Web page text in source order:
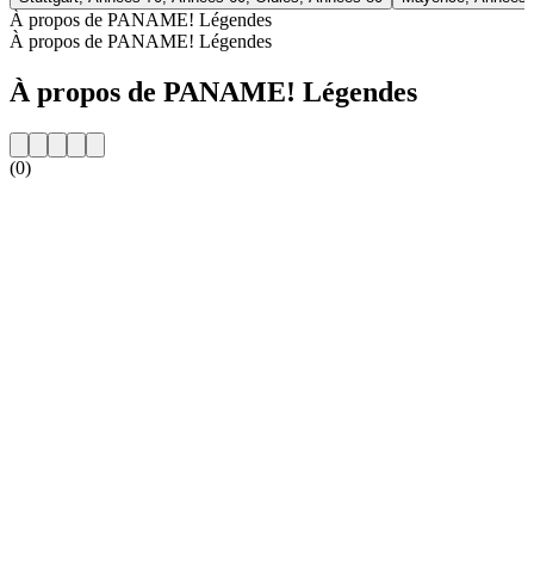
À propos de PANAME! Légendes
À propos de PANAME! Légendes
À propos de PANAME! Légendes
(0)